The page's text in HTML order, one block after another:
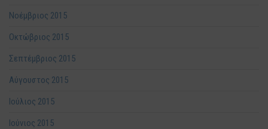
Νοέμβριος 2015
Οκτώβριος 2015
Σεπτέμβριος 2015
Αύγουστος 2015
Ιούλιος 2015
Ιούνιος 2015